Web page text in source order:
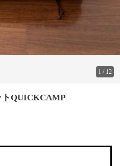
1 / 12
トQUICKCAMP